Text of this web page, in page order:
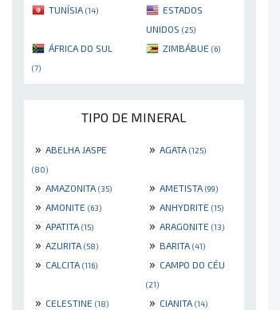
TUNÍSIA (14)
ESTADOS
UNIDOS (25)
ÁFRICA DO SUL
(7)
ZIMBÁBUE (6)
TIPO DE MINERAL
» ABELHA JASPE
(80)
» AGATA (125)
» AMAZONITA (35) » AMETISTA (99)
» AMONITE (63) » ANHYDRITE (15)
» APATITA (15) » ARAGONITE (13)
» AZURITA (58) » BARITA (41)
» CALCITA (116) » CAMPO DO CÉU
(21)
» CELESTINE (18) » CIANITA (14)